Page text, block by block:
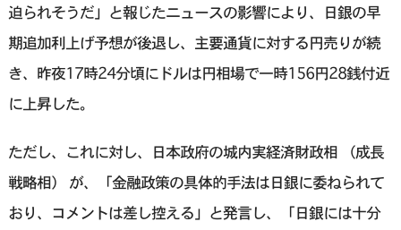
迫られそうだ」と報じたニュースの影響により、日銀の早
期追加利上げ予想が後退し、主要通貨に対する円売りが続
き、昨夜17時24分頃にドルは円相場で一時156円28銭付近
に上昇した。
ただし、これに対し、日本政府の城内実経済財政相 （成長
戦略相） が、「金融政策の具体的手法は日銀に委ねられて
おり、コメントは差し控える」と発言し、「日銀には十分